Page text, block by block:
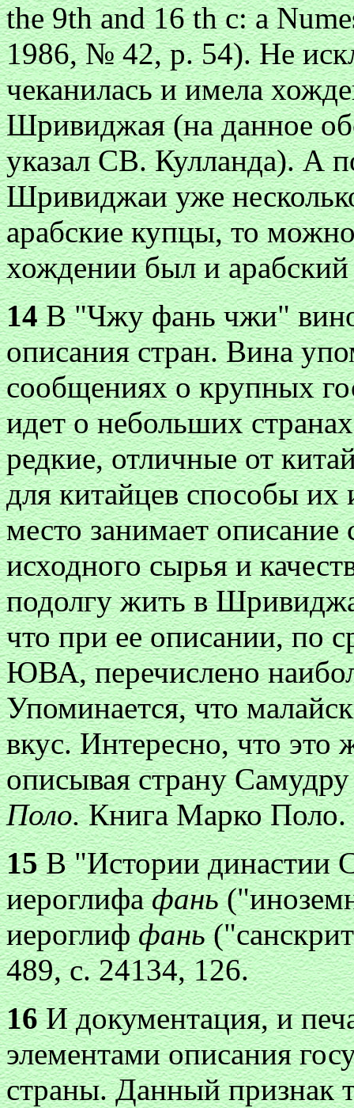
the 9th and 16 th c: a
1986, № 42, p. 54). He
чеканилась и имела
Шривиджая (на данное
указал СВ. Кулланда). А
Шривиджаи уже
арабские купцы, то
хождении был и
14В "Чжу фань чжи" вино
описания стран. Вина
сообщениях о крупных
идет о небольших
редкие, отличные от
для китайцев способы их
место занимает описание
исходного сырья и
подолгу жить в
что при ее описании, по
ЮВА, перечислено
Упоминается, что
вкус. Интересно, что
описывая страну
Поло.Книга Марко
15В "Истории династии
иероглифафань
иероглиффань
489, с. 24134, 126.
16И документация, и
элементами описания
страны. Данный признак